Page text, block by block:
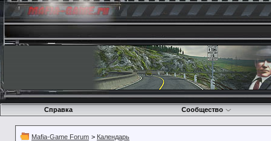
Справка Сообщество
Mafia-Game Forum > Календарь